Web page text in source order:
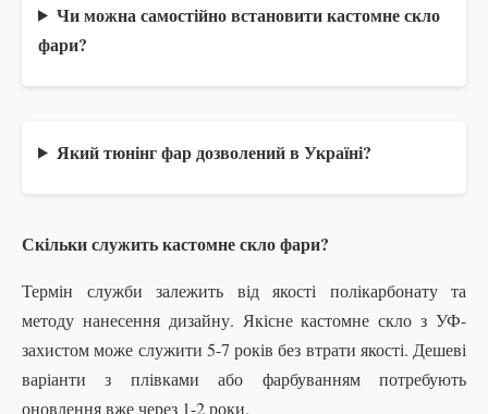
Чи можна самостійно встановити кастомне скло
фари?
Який тюнінг фар дозволений в Україні?
Скільки служить кастомне скло фари?
Термін служби залежить від якості полікарбонату та
методу нанесення дизайну. Якісне кастомне скло з УФ-
захистом може служити 5-7 років без втрати якості. Дешеві
варіанти з плівками або фарбуванням потребують
оновлення вже через 1-2 роки.